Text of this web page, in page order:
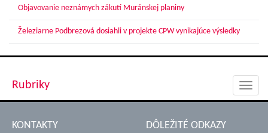
Objavovanie neznámych zákutí Muránskej planiny
Železiarne Podbrezová dosiahli v projekte CPW vynikajúce výsledky
Rubriky
KONTAKTY DÔLEŽITÉ ODKAZY